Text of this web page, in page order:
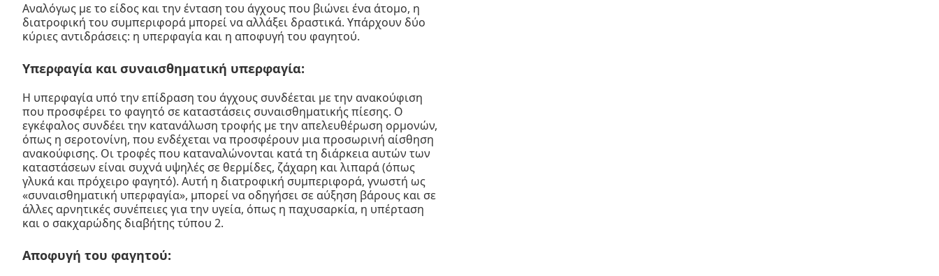
Αναλόγως με το είδος και την ένταση του άγχους που βιώνει ένα άτομο, η
διατροφική του συμπεριφορά μπορεί να αλλάξει δραστικά. Υπάρχουν δύο
κύριες αντιδράσεις: η υπερφαγία και η αποφυγή του φαγητού.
Υπερφαγία και συναισθηματική υπερφαγία:
Η υπερφαγία υπό την επίδραση του άγχους συνδέεται με την ανακούφιση
που προσφέρει το φαγητό σε καταστάσεις συναισθηματικής πίεσης. Ο
εγκέφαλος συνδέει την κατανάλωση τροφής με την απελευθέρωση ορμονών,
όπως η σεροτονίνη, που ενδέχεται να προσφέρουν μια προσωρινή αίσθηση
ανακούφισης. Οι τροφές που καταναλώνονται κατά τη διάρκεια αυτών των
καταστάσεων είναι συχνά υψηλές σε θερμίδες, ζάχαρη και λιπαρά (όπως
γλυκά και πρόχειρο φαγητό). Αυτή η διατροφική συμπεριφορά, γνωστή ως
«συναισθηματική υπερφαγία», μπορεί να οδηγήσει σε αύξηση βάρους και σε
άλλες αρνητικές συνέπειες για την υγεία, όπως η παχυσαρκία, η υπέρταση
και ο σακχαρώδης διαβήτης τύπου 2.
Αποφυγή του φαγητού: